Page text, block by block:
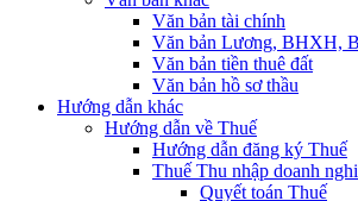
Văn bản tài chính
Văn bản Lương, BHXH,
Văn bản tiền thuê đất
Văn bản hồ sơ thầu
Hướng dẫn khác
Hướng dẫn về Thuế
Hướng dẫn đăng ký Thuế
Thuế Thu nhập doanh
Quyết toán Thuế